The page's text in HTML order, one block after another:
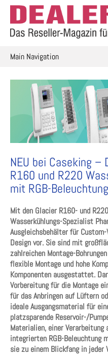
Skip
content
Main Navigation
NEU bei Caseking –
R160 und R220
mit RGB-Beleuchtung
Mit den Glacier R160- und
Wasserkühlungs-Spezialist
Ausgleichsbehälter für
Design vor. Sie sind mit
zahlreichen Montage-
flexible Montage und hohe
Komponenten ausgestattet.
Vorbereitung für die Montage
für das Anbringen auf Lüftern
ideale Ausgangsmaterial für
platzsparende Reservoir-/
Materialien, einer Verarbeitung
integrierten RGB-Beleuchtung
sie zu einem Blickfang in jeder